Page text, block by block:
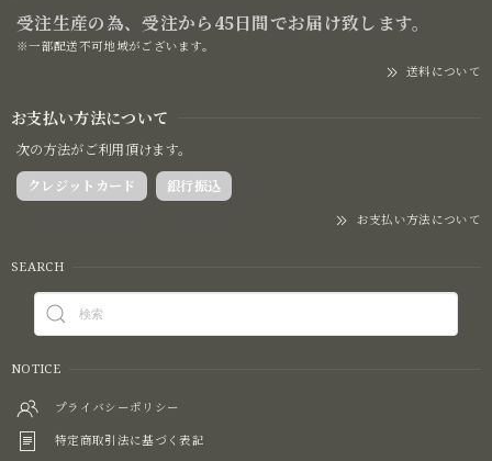
受注生産の為、受注から45日間でお届け致します。
※一部配送不可地域がございます。
送料について
お支払い方法について
次の方法がご利用頂けます。
クレジットカード
銀行振込
お支払い方法について
SEARCH
NOTICE
プライバシーポリシー
特定商取引法に基づく表記